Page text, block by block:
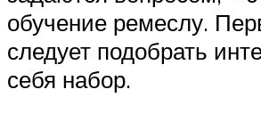
обучение ремеслу.
следует подобрать
себя набор.